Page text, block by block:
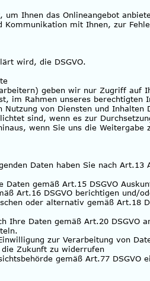
Ihnen das Onlineangebot
Kommunikation mit Ihnen, zur
wird, die DSGVO.
geben wir nur Zugriff auf
im Rahmen unseres berechtigten
Nutzung von Diensten und
sind, wenn es zur
wenn Sie uns die Weitergabe
Daten haben Sie nach Art.13
Daten gemäß Art.15 DSGVO
Art.16 DSGVO berichtigen und/
oder alternativ gemäß Art.18
Ihre Daten gemäß Art.20 DSGVO
zur Verarbeitung von
Zukunft zu widerrufen
gemäß Art.77 DSGVO